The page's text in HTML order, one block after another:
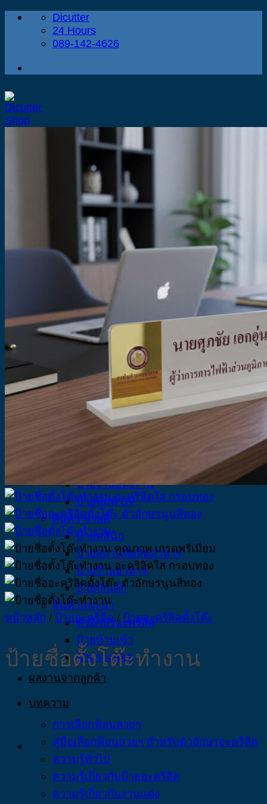
ข้าม
เนื้อหา
Dicutter
24 Hours
089-142-4626
ป้ายอะคริลิค
ป้ายอะคริลิคพิมพ์ UV
ป้ายอะคริลิคตั้งโต๊ะ
ป้ายอะคริลิคตัวอักษร
ป้ายอะคริลิคติดผนัง
บริการของเรา
รับตัดอะคริลิค
พิมพ์ UV อะคริลิค
ป้ายงานแต่งงาน
ป้ายพิมพ์ UV
สินค้า ขายดี
ป้ายคลินิก
ป้ายสถานที่ผลิตอาหาร
ป้ายร้านอาหาร
ป้ายปักเค้ก
สินค้าแนะนำ
ตัวอักษรอะคริลิค
ป้ายห้ามเข้า
ป้ายรางสอด
ผลงานจากลูกค้า
บทความ
การเลือกฟ้อนสวยๆ
คู่มือเลือกฟ้อนสวยๆ สำหรับตัวอักษรอะคริลิค
ความรู้ทั่วไป
ความรู้เกี่ยวกับป้ายอะคริลิค
ความรู้เกี่ยวกับงานแต่ง
หน้าหลัก / ป้ายอะคริลิค / ป้ายอะคริลิคตั้งโต๊ะ
ป้ายชื่อตั้งโต๊ะทำงาน